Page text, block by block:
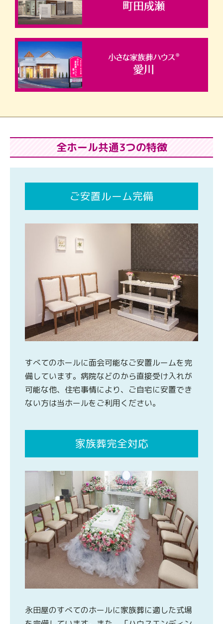
全ホール共通3つの特徴
ご安置ルーム完備
すべてのホールに面会可能なご安置ルームを完
備しています。病院などのから直接受け入れが
可能な他、住宅事情により、ご自宅に安置でき
ない方は当ホールをご利用ください。
家族葬完全対応
永田屋のすべてのホールに家族葬に適した式場